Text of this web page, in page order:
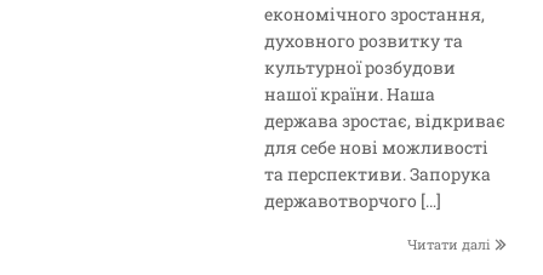
економічного зростання,
духовного розвитку та
культурної розбудови
нашої країни. Наша
держава зростає, відкриває
для себе нові можливості
та перспективи. Запорука
державотворчого […]
Читати далі